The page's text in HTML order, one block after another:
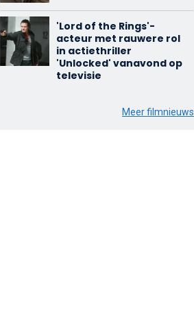
'Lord of the Rings'-
acteur met rauwere rol
in actiethriller
'Unlocked' vanavond op
televisie
Meer filmnieuws